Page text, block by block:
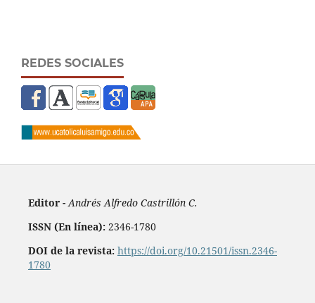
REDES SOCIALES
Editor - Andrés Alfredo Castrillón C.
ISSN (En línea): 2346-1780
DOI de la revista: https://doi.org/10.21501/issn.2346-
1780